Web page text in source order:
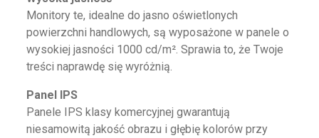
Monitory te, idealne do jasno oświetlonych
powierzchni handlowych, są wyposażone w panele o
wysokiej jasności 1000 cd/m². Sprawia to, że Twoje
treści naprawdę się wyróżnią.
Panel IPS
Panele IPS klasy komercyjnej gwarantują
niesamowitą jakość obrazu i głębię kolorów przy